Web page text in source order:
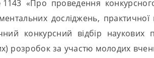
«Про проведення
досліджень, практичної
конкурсний відбір наукових
розробок за участю молодих